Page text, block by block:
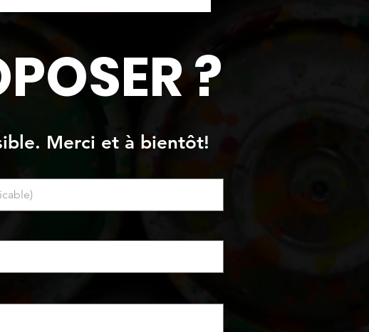
Peinture de nuages au
?
Merci et à bientôt!